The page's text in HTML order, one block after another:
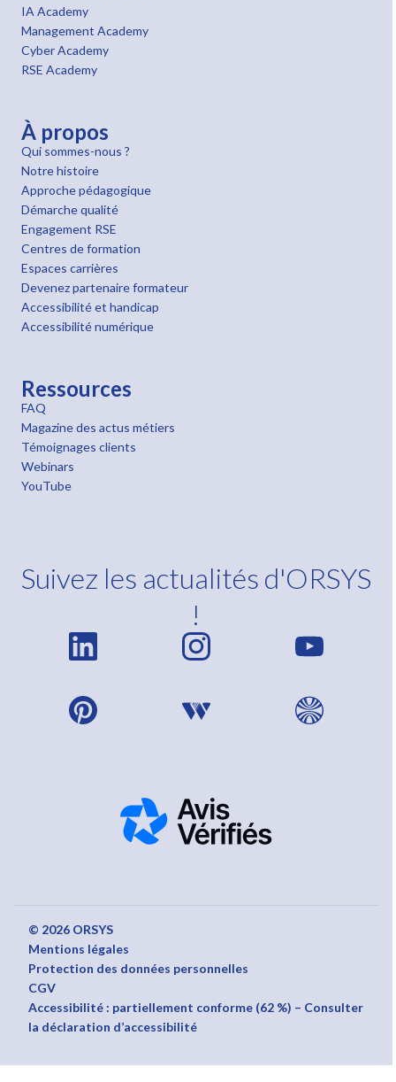
IA Academy
Management Academy
Cyber Academy
RSE Academy
À propos
Qui sommes-nous ?
Notre histoire
Approche pédagogique
Démarche qualité
Engagement RSE
Centres de formation
Espaces carrières
Devenez partenaire formateur
Accessibilité et handicap
Accessibilité numérique
Ressources
FAQ
Magazine des actus métiers
Témoignages clients
Webinars
YouTube
Suivez les actualités d'ORSYS
!
© 2026 ORSYS
Mentions légales
Protection des données personnelles
CGV
Accessibilité : partiellement conforme (62 %) – Consulter
la déclaration d’accessibilité